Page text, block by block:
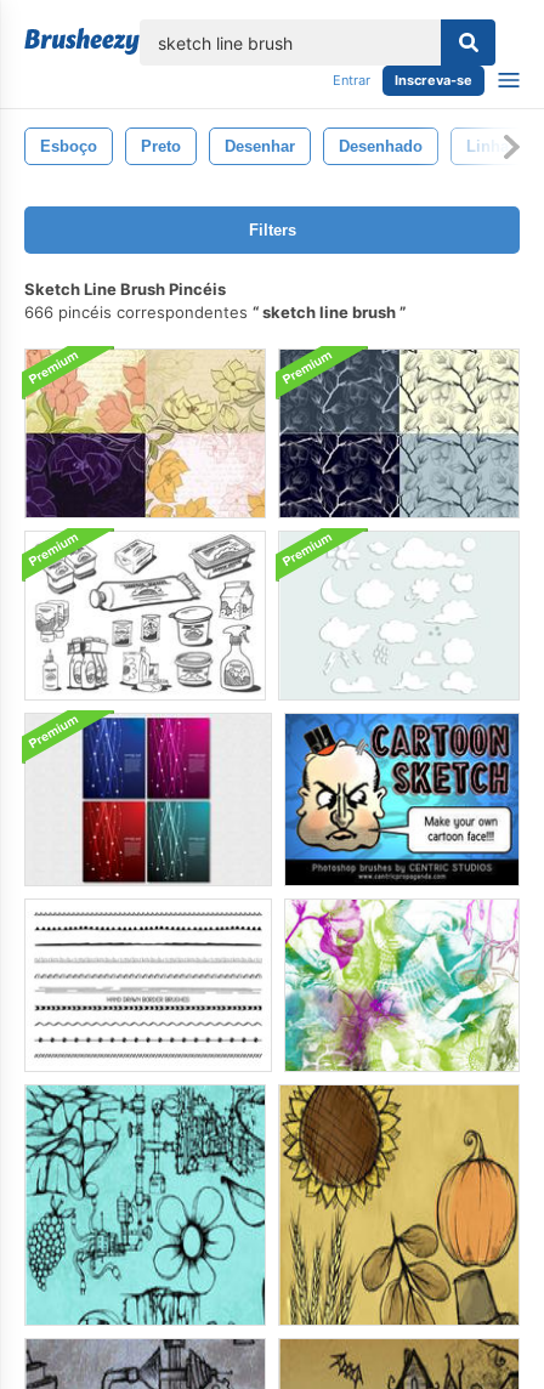
Entrar Inscreva-se
Esboço Preto Desenhar Desenhado Linha
Filters
Sketch Line Brush Pincéis
666 pincéis correspondentes
sketch line brush